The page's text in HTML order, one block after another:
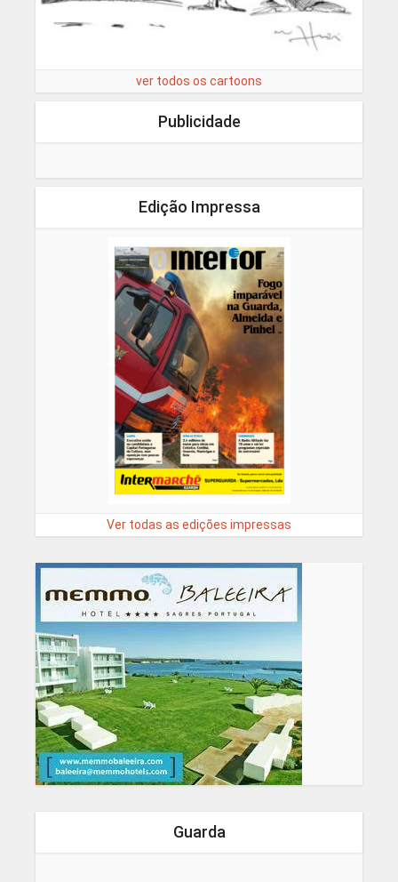
ver todos os cartoons
Publicidade
Edição Impressa
Ver todas as edições impressas
Guarda